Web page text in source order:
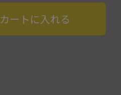
カートに入れる